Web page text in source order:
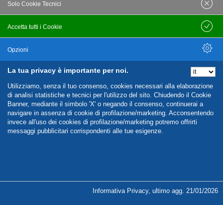
La tua privacy è importante per noi.
Utilizziamo, senza il tuo consenso, cookies necessari alla elaborazione
di analisi statistiche e tecnici per l'utilizzo del sito. Chiudendo il Cookie
Banner, mediante il simbolo 'X' o negando il consenso, continuerai a
navigare in assenza di cookie di profilazione/marketing. Acconsentendo
invece all'uso dei cookies di profilazione/marketing potremo offrirti
messaggi pubblicitari corrispondenti alle tue esigenze.
Accetta tutti i Cookie
Solo Cookie Tecnici
Salva
Opzioni
Nascondi Opzioni
Informativa Privacy, ultimo agg. 21/01/2026